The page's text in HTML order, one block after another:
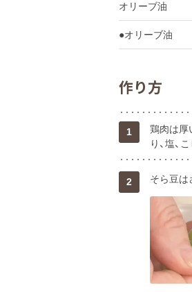
オリーブ油
●オリーブ油
作り方
1
鶏肉は厚
り、塩、
2 そら豆は